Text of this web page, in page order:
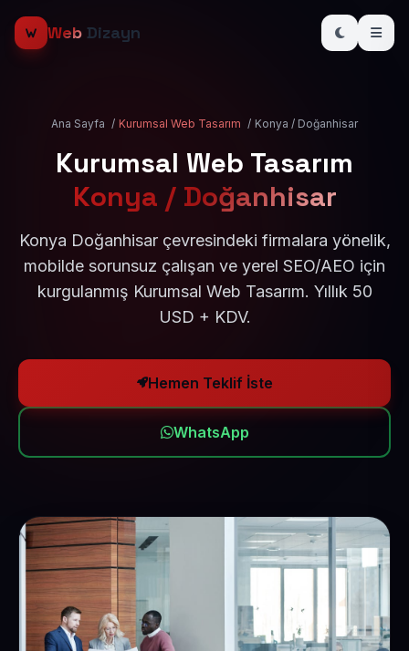
Web Dizayn
Ana Sayfa / Kurumsal Web Tasarım / Konya / Doğanhisar
Kurumsal Web Tasarım
Konya / Doğanhisar
Konya Doğanhisar çevresindeki firmalara yönelik,
mobilde sorunsuz çalışan ve yerel SEO/AEO için
kurgulanmış Kurumsal Web Tasarım. Yıllık 50
USD + KDV.
Hemen Teklif İste
WhatsApp